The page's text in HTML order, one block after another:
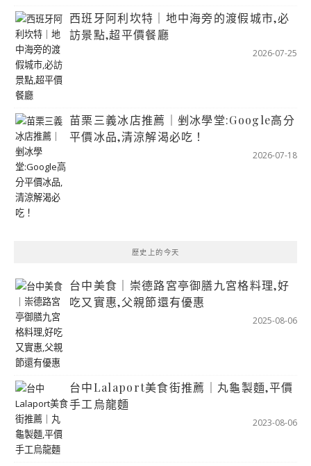
西班牙阿利坎特｜地中海旁的渡假城市,必
訪景點,超平價餐廳
2026-07-25
苗栗三義冰店推薦｜剉冰學堂:Google高分
平價冰品,清涼解渴必吃！
2026-07-18
歷史上的今天
台中美食｜崇德路宮亭御膳九宮格料理,好
吃又實惠,父親節還有優惠
2025-08-06
台中Lalaport美食街推薦｜丸龜製麵,平價
手工烏龍麵
2023-08-06